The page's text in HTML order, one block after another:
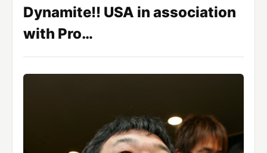
Dynamite!! USA in association
with Pro…